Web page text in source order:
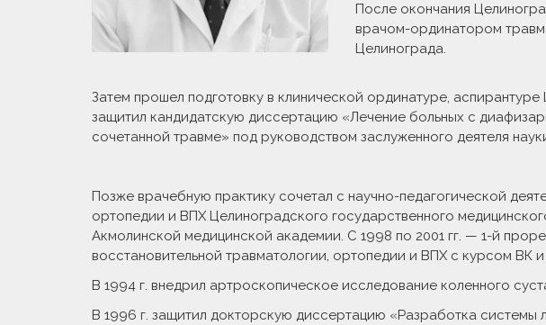
После окончания
врачом-ординатором
Целинограда.
Затем прошел подготовку в клинической ординатуре,
защитил кандидатскую диссертацию «Лечение больных с
сочетанной травме» под руководством заслуженного деятеля
Позже врачебную практику сочетал с научно-педагогической
ортопедии и ВПХ Целиноградского государственного
Акмолинской медицинской академии. С 1998 по 2001 гг. — 1-й
восстановительной травматологии, ортопедии и ВПХ с курсом ВК
В 1994 г. внедрил артроскопическое исследование коленного
В 1996 г. защитил докторскую диссертацию «Разработка